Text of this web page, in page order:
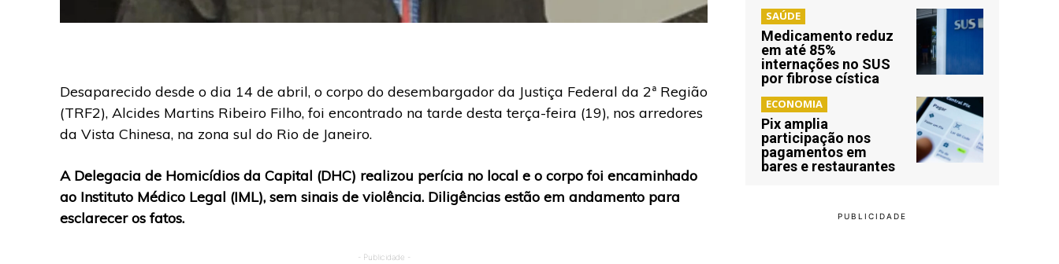
Desaparecido desde o dia 14 de abril, o corpo do desembargador da Justiça Federal da 2ª Região
(TRF2), Alcides Martins Ribeiro Filho, foi encontrado na tarde desta terça-feira (19), nos arredores
da Vista Chinesa, na zona sul do Rio de Janeiro.
A Delegacia de Homicídios da Capital (DHC) realizou perícia no local e o corpo foi encaminhado
ao Instituto Médico Legal (IML), sem sinais de violência. Diligências estão em andamento para
esclarecer os fatos.
- Publicidade -
SAÚDE
Medicamento reduz
em até 85%
internações no SUS
por fibrose cística
ECONOMIA
Pix amplia
participação nos
pagamentos em
bares e restaurantes